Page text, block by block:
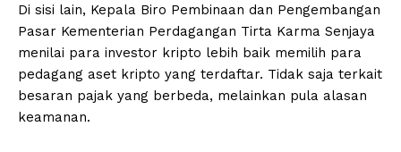
Di sisi lain, Kepala Biro Pembinaan dan Pengembangan
Pasar Kementerian Perdagangan Tirta Karma Senjaya
menilai para investor kripto lebih baik memilih para
pedagang aset kripto yang terdaftar. Tidak saja terkait
besaran pajak yang berbeda, melainkan pula alasan
keamanan.